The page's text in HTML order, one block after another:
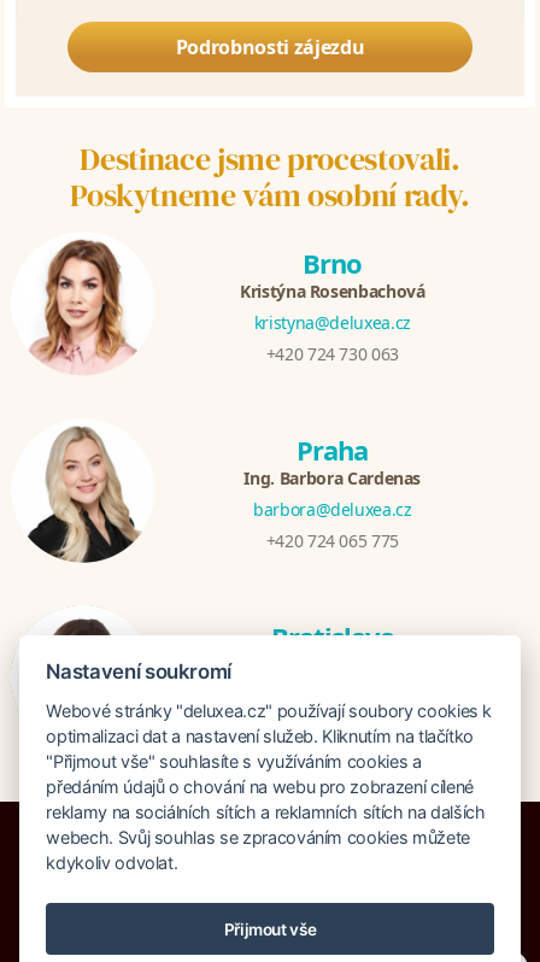
Podrobnosti zájezdu
Destinace jsme procestovali.
Poskytneme vám osobní rady.
Brno
Kristýna Rosenbachová
kristyna@deluxea.cz
+420 724 730 063
Praha
Ing. Barbora Cardenas
barbora@deluxea.cz
+420 724 065 775
Bratislava
+421 948 548 908
Pojištění proti úpadku 125 000 000 Kč
Nastavení soukromí
Webové stránky "deluxea.cz" používají soubory cookies k
optimalizaci dat a nastavení služeb. Kliknutím na tlačítko
"Přijmout vše" souhlasíte s využíváním cookies a
předáním údajů o chování na webu pro zobrazení cílené
reklamy na sociálních sítích a reklamních sítích na dalších
webech. Svůj souhlas se zpracováním cookies můžete
kdykoliv odvolat.
Přijmout vše